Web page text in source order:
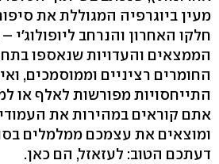
מעין ביוגרפיה המגוללת את
חלקו האחרון והנרחב ליופולוג'י
הממצאים והעדויות שנאספו
החומרים רציניים וממוסמכים,
התייחסויות מפורשות לאלף או
אתם קוראים במהירות את
ומוצאים את עצמכם ממלמלים
דעתכם הטוב: לעזאזל, הם כאן.